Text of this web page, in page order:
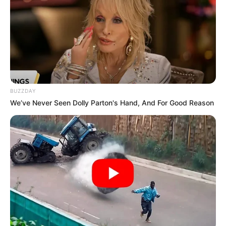
in der einmaligen Anlage zu erleben, die
seit der Umgestaltung zu einer Erlebnislandschaft eine
der wichtigsten Touristenattraktionen in der
niedersächsischen Landeshauptstadt ist. Besondere
Highlights sind die verschiedenen Themenbereiche, in
denen die Besucher scheinbar in den natürlichen
Lebensraum der Tiere versetzt werden, sowie die
Tropical Islands bei Berlin
Eine tropische Bade- und Erlebniswelt in
der größten freitragenden Halle der Welt,
in der ganz nebenbei ein riesiger
Regenwald heranwächst.
Live-Rollenspiele (LARP)
Diese regelmäßig in ganz Deutschland
BUZZDAY
We’ve Never Seen Dolly Parton's Hand, And For Good Reason